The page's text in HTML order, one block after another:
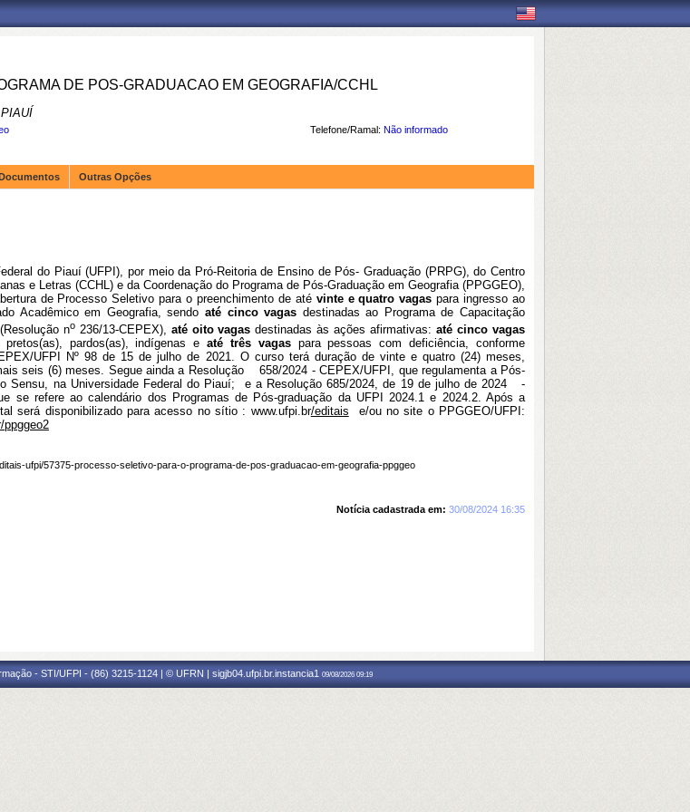
DE POS-GRADUACAO EM GEOGRAFIA/CCHL
Telefone/Ramal: Não informado
Outras Opções
do Piauí (UFPI), por meio da Pró-Reitoria de Ensino de Pós- Graduação (PRPG), do Centro
e Letras (CCHL) e da Coordenação do Programa de Pós-Graduação em Geografia (PPGGEO),
de Processo Seletivo para o preenchimento de até vinte e quatro vagaspara ingresso ao
Acadêmico em Geografia, sendo até cinco vagas destinadas ao Programa de Capacitação
no236/13-CEPEX), até oito vagasdestinadas às ações afirmativas:até cinco vagas
pretos(as), pardos(as), indígenas eaté três vagas para pessoas com deficiência, conforme
UFPI Nº 98 de 15 de julho de 2021. O curso terá duração de vinte e quatro (24) meses,
seis (6) meses. Segue ainda a Resolução 658/2024 - CEPEX/UFPI, que regulamenta a Pós-
Sensu, na Universidade Federal do Piauí; e a Resolução 685/2024, de 19 de julho de 2024 -
se refere ao calendário dos Programas de Pós-graduação da UFPI 2024.1 e 2024.2. Após a
será disponibilizado para acesso no sítio : www.ufpi.br/editais e/ou no site o PPGGEO/UFPI:
ppggeo2
ufpi/57375-processo-seletivo-para-o-programa-de-pos-graduacao-em-geografia-ppggeo
Notícia cadastrada em: 30/08/2024 16:35
- STI/UFPI - (86) 3215-1124 | © UFRN | sigjb04.ufpi.br.instancia1 09/08/2026 09:19